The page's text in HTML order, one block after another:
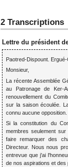
2 Transcriptions
Lettre du président
Paotred-Dispount.
Monsieur,
La récente Assemblée
au Patronage de Ker-
renouvellement du
sur la saison écoulée.
connu aucune opposition.
Si la constitution du
membres seulement
faire remarquer des
Directeur. Nous nous
entrevue que j'ai
de nos aspirations et des